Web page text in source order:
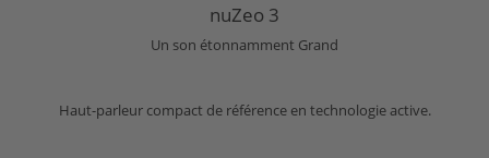
nuZeo 3
Un son étonnamment Grand
Haut-parleur compact de référence en technologie active.